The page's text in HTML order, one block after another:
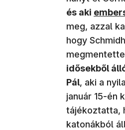
és aki (új
meg, azzal
hogy
idősekből
Pál, aki a
január 15-én
tájékoztatta,
katonákból